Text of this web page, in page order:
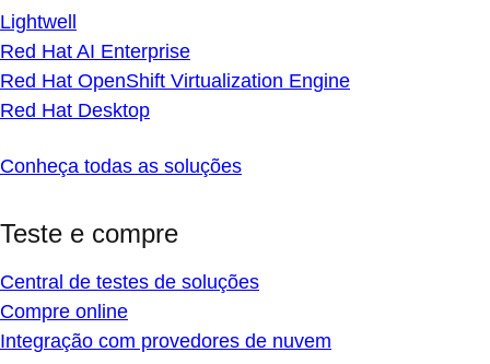
Lightwell
Red Hat AI Enterprise
Red Hat OpenShift Virtualization Engine
Red Hat Desktop
Conheça todas as soluções
Teste e compre
Central de testes de soluções
Compre online
Integração com provedores de nuvem